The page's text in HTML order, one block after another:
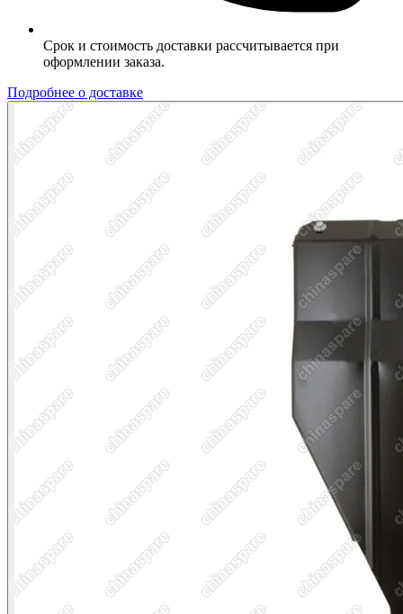
Срок и стоимость доставки рассчитывается при
оформлении заказа.
Подробнее о доставке